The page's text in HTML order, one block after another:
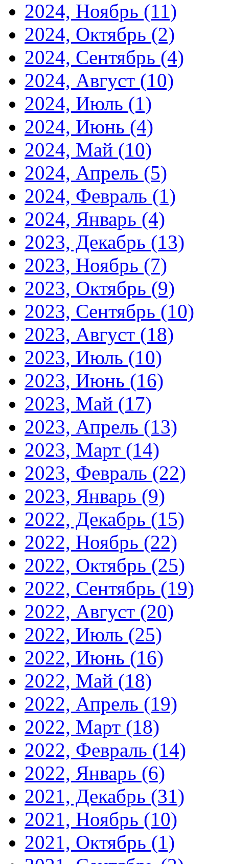
2024, Ноябрь (11)
2024, Октябрь (2)
2024, Сентябрь (4)
2024, Август (10)
2024, Июль (1)
2024, Июнь (4)
2024, Май (10)
2024, Апрель (5)
2024, Февраль (1)
2024, Январь (4)
2023, Декабрь (13)
2023, Ноябрь (7)
2023, Октябрь (9)
2023, Сентябрь (10)
2023, Август (18)
2023, Июль (10)
2023, Июнь (16)
2023, Май (17)
2023, Апрель (13)
2023, Март (14)
2023, Февраль (22)
2023, Январь (9)
2022, Декабрь (15)
2022, Ноябрь (22)
2022, Октябрь (25)
2022, Сентябрь (19)
2022, Август (20)
2022, Июль (25)
2022, Июнь (16)
2022, Май (18)
2022, Апрель (19)
2022, Март (18)
2022, Февраль (14)
2022, Январь (6)
2021, Декабрь (31)
2021, Ноябрь (10)
2021, Октябрь (1)